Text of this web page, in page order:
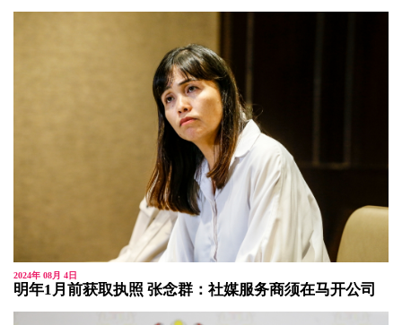
2024年 08月 4日
明年1月前获取执照 张念群：社媒服务商须在马开公司